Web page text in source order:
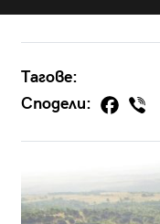
Тагове:
Сподели: